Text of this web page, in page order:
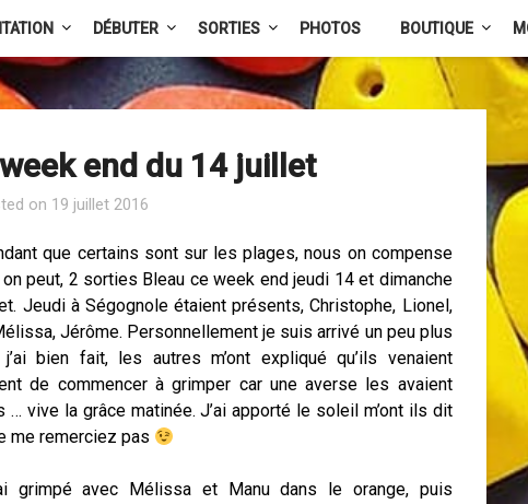
DÉBUTER SORTIES PHOTOS BOUTIQUE
end du 14 juillet
on 19 juillet 2016
que certains sont sur les plages, nous on compense
peut, 2 sorties Bleau ce week end jeudi 14 et dimanche
Jeudi à Ségognole étaient présents, Christophe, Lionel,
Jérôme. Personnellement je suis arrivé un peu plus
bien fait, les autres m’ont expliqué qu’ils venaient
de commencer à grimper car une averse les avaient
… vive la grâce matinée. J’ai apporté le soleil m’ont ils dit
me remerciez pas
grimpé avec Mélissa et Manu dans le orange, puis